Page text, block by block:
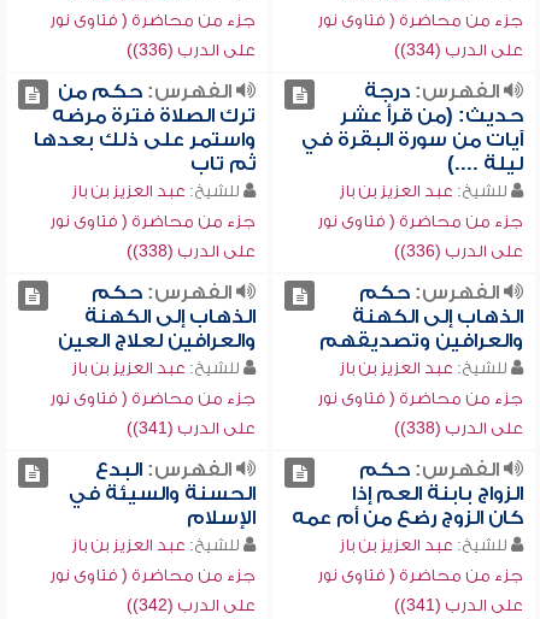
جزء من محاضرة ( فتاوى نور
على الدرب (334))
جزء من محاضرة ( فتاوى نور
على الدرب (336))
الفهرس:درجة
حديث: (من قرأ عشر
آيات من سورة البقرة في
ليلة ....)
للشيخ: عبد العزيز بن باز
جزء من محاضرة ( فتاوى نور
على الدرب (336))
الفهرس:حكم من
ترك الصلاة فترة مرضه
واستمر على ذلك بعدها
ثم تاب
للشيخ: عبد العزيز بن باز
جزء من محاضرة ( فتاوى نور
على الدرب (338))
الفهرس:حكم
الذهاب إلى الكهنة
والعرافين وتصديقهم
للشيخ: عبد العزيز بن باز
جزء من محاضرة ( فتاوى نور
على الدرب (338))
الفهرس:حكم
الذهاب إلى الكهنة
والعرافين لعلاج العين
للشيخ: عبد العزيز بن باز
جزء من محاضرة ( فتاوى نور
على الدرب (341))
الفهرس:حكم
الزواج بابنة العم إذا
كان الزوج رضع من أم عمه
للشيخ: عبد العزيز بن باز
جزء من محاضرة ( فتاوى نور
على الدرب (341))
الفهرس:البدع
الحسنة والسيئة في
الإسلام
للشيخ: عبد العزيز بن باز
جزء من محاضرة ( فتاوى نور
على الدرب (342))